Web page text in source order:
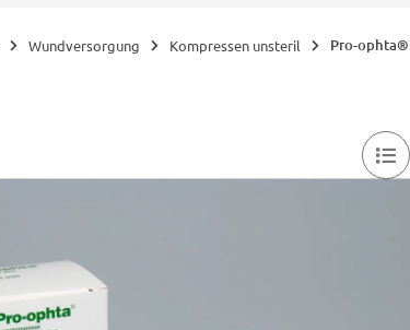
Wundversorgung Kompressen unsteril Pro-ophta®